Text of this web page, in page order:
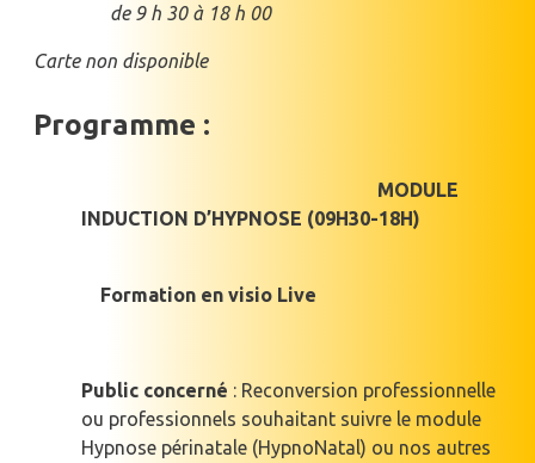
de 9 h 30 à 18 h 00
Carte non disponible
Programme :
MODULE
INDUCTION D’HYPNOSE (09H30-18H)
Formation en visio Live
Public concerné : Reconversion professionnelle
ou professionnels souhaitant suivre le module
Hypnose périnatale (HypnoNatal) ou nos autres